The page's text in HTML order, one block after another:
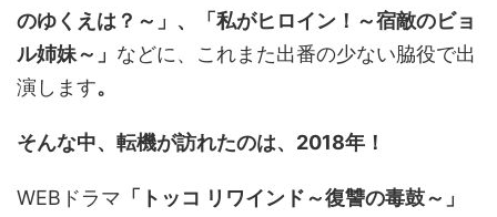
のゆくえは？～」、「私がヒロイン！～宿敵のビョ
ル姉妹～」 などに、これまた出番の少ない脇役で出
演します。
そんな中、転機が訪れたのは、2018年！
WEBドラマ 「トッコ リワインド～復讐の毒鼓～」